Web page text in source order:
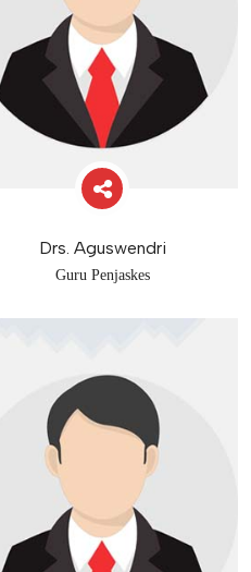
Drs. Aguswendri
Guru Penjaskes